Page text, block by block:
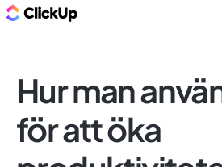
Hur man
för att öka